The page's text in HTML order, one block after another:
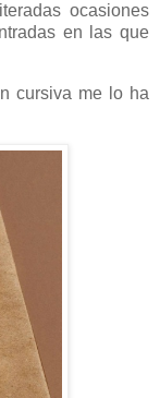
ocasiones
en las que
cursiva me lo ha